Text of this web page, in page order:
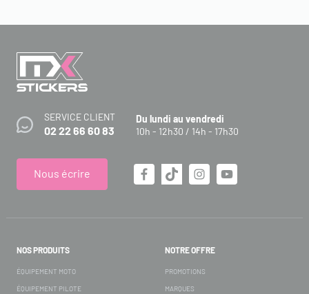
SERVICE CLIENT
02 22 66 60 83
Du lundi au vendredi
10h - 12h30 / 14h - 17h30
Nous écrire
NOS PRODUITS
ÉQUIPEMENT MOTO
ÉQUIPEMENT PILOTE
NOTRE OFFRE
PROMOTIONS
MARQUES